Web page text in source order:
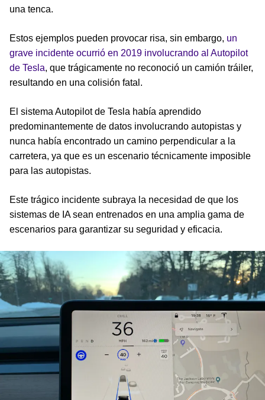
una tenca.
Estos ejemplos pueden provocar risa, sin embargo, un
grave incidente ocurrió en 2019 involucrando al Autopilot
de Tesla, que trágicamente no reconoció un camión tráiler,
resultando en una colisión fatal.
El sistema Autopilot de Tesla había aprendido
predominantemente de datos involucrando autopistas y
nunca había encontrado un camino perpendicular a la
carretera, ya que es un escenario técnicamente imposible
para las autopistas.
Este trágico incidente subraya la necesidad de que los
sistemas de IA sean entrenados en una amplia gama de
escenarios para garantizar su seguridad y eficacia.